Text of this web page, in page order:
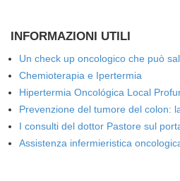
INFORMAZIONI UTILI
Un check up oncologico che può
Chemioterapia e Ipertermia
Hipertermia Oncológica Local
Prevenzione del tumore del colon:
I consulti del dottor Pastore sul
Assistenza infermieristica